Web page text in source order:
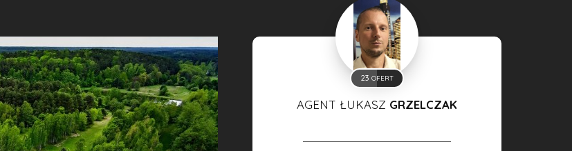
23 OFERT
AGENT ŁUKASZ GRZELCZAK